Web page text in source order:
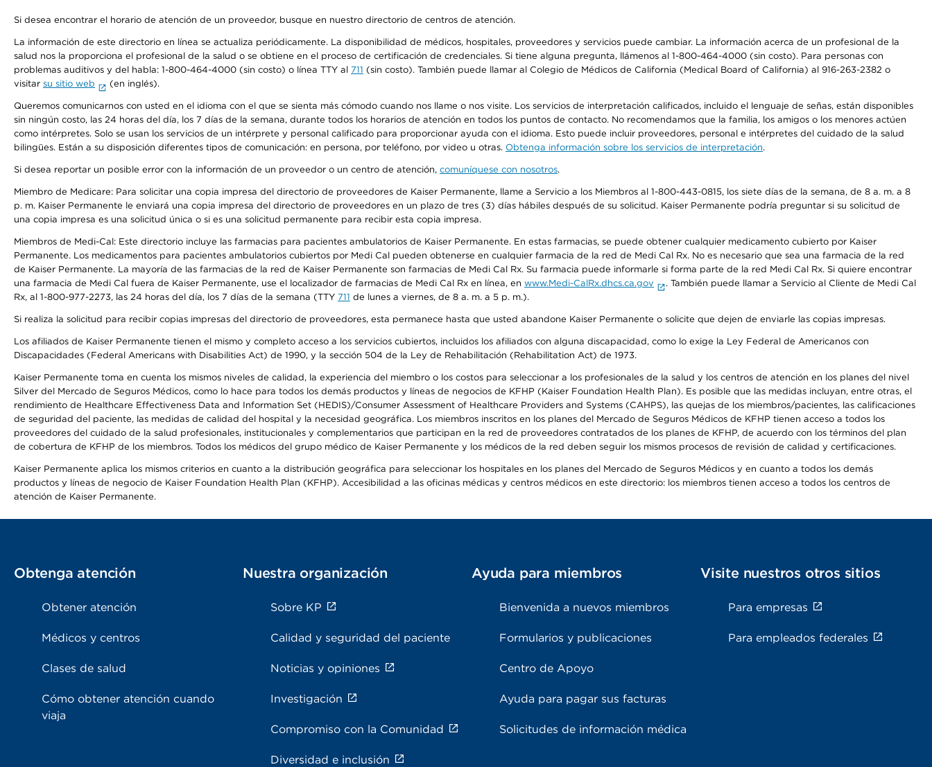
Si desea encontrar el horario de atención de un proveedor, busque en nuestro directorio de centros de atención.
La información de este directorio en línea se actualiza periódicamente. La disponibilidad de médicos, hospitales, proveedores y servicios puede cambiar. La información acerca de un profesional de la
salud nos la proporciona el profesional de la salud o se obtiene en el proceso de certificación de credenciales. Si tiene alguna pregunta, llámenos al 1-800-464-4000 (sin costo). Para personas con
problemas auditivos y del habla: 1-800-464-4000 (sin costo) o línea TTY al 711 (sin costo). También puede llamar al Colegio de Médicos de California (Medical Board of California) al 916-263-2382 o
visitar su sitio web (en inglés).
Queremos comunicarnos con usted en el idioma con el que se sienta más cómodo cuando nos llame o nos visite. Los servicios de interpretación calificados, incluido el lenguaje de señas, están disponibles
sin ningún costo, las 24 horas del día, los 7 días de la semana, durante todos los horarios de atención en todos los puntos de contacto. No recomendamos que la familia, los amigos o los menores actúen
como intérpretes. Solo se usan los servicios de un intérprete y personal calificado para proporcionar ayuda con el idioma. Esto puede incluir proveedores, personal e intérpretes del cuidado de la salud
bilingües. Están a su disposición diferentes tipos de comunicación: en persona, por teléfono, por video u otras. Obtenga información sobre los servicios de interpretación.
Si desea reportar un posible error con la información de un proveedor o un centro de atención, comuníquese con nosotros.
Miembro de Medicare: Para solicitar una copia impresa del directorio de proveedores de Kaiser Permanente, llame a Servicio a los Miembros al 1-800-443-0815, los siete días de la semana, de 8 a. m. a 8
p. m. Kaiser Permanente le enviará una copia impresa del directorio de proveedores en un plazo de tres (3) días hábiles después de su solicitud. Kaiser Permanente podría preguntar si su solicitud de
una copia impresa es una solicitud única o si es una solicitud permanente para recibir esta copia impresa.
Miembros de Medi-Cal: Este directorio incluye las farmacias para pacientes ambulatorios de Kaiser Permanente. En estas farmacias, se puede obtener cualquier medicamento cubierto por Kaiser
Permanente. Los medicamentos para pacientes ambulatorios cubiertos por Medi Cal pueden obtenerse en cualquier farmacia de la red de Medi Cal Rx. No es necesario que sea una farmacia de la red
de Kaiser Permanente. La mayoría de las farmacias de la red de Kaiser Permanente son farmacias de Medi Cal Rx. Su farmacia puede informarle si forma parte de la red Medi Cal Rx. Si quiere encontrar
una farmacia de Medi Cal fuera de Kaiser Permanente, use el localizador de farmacias de Medi Cal Rx en línea, en www.Medi-CalRx.dhcs.ca.gov
. También puede llamar a Servicio al Cliente de Medi Cal
Rx, al 1-800-977-2273, las 24 horas del día, los 7 días de la semana (TTY 711 de lunes a viernes, de 8 a. m. a 5 p. m.).
Si realiza la solicitud para recibir copias impresas del directorio de proveedores, esta permanece hasta que usted abandone Kaiser Permanente o solicite que dejen de enviarle las copias impresas.
Los afiliados de Kaiser Permanente tienen el mismo y completo acceso a los servicios cubiertos, incluidos los afiliados con alguna discapacidad, como lo exige la Ley Federal de Americanos con
Discapacidades (Federal Americans with Disabilities Act) de 1990, y la sección 504 de la Ley de Rehabilitación (Rehabilitation Act) de 1973.
Kaiser Permanente toma en cuenta los mismos niveles de calidad, la experiencia del miembro o los costos para seleccionar a los profesionales de la salud y los centros de atención en los planes del nivel
Silver del Mercado de Seguros Médicos, como lo hace para todos los demás productos y líneas de negocios de KFHP (Kaiser Foundation Health Plan). Es posible que las medidas incluyan, entre otras, el
rendimiento de Healthcare Effectiveness Data and Information Set (HEDIS)/Consumer Assessment of Healthcare Providers and Systems (CAHPS), las quejas de los miembros/pacientes, las calificaciones
de seguridad del paciente, las medidas de calidad del hospital y la necesidad geográfica. Los miembros inscritos en los planes del Mercado de Seguros Médicos de KFHP tienen acceso a todos los
proveedores del cuidado de la salud profesionales, institucionales y complementarios que participan en la red de proveedores contratados de los planes de KFHP, de acuerdo con los términos del plan
de cobertura de KFHP de los miembros. Todos los médicos del grupo médico de Kaiser Permanente y los médicos de la red deben seguir los mismos procesos de revisión de calidad y certificaciones.
Kaiser Permanente aplica los mismos criterios en cuanto a la distribución geográfica para seleccionar los hospitales en los planes del Mercado de Seguros Médicos y en cuanto a todos los demás
productos y líneas de negocio de Kaiser Foundation Health Plan (KFHP). Accesibilidad a las oficinas médicas y centros médicos en este directorio: los miembros tienen acceso a todos los centros de
atención de Kaiser Permanente.
Obtenga atención
Obtener atención
Médicos y centros
Clases de salud
Cómo obtener atención cuando
viaja
Nuestra organización
Sobre KP
Calidad y seguridad del paciente
Noticias y opiniones
Investigación
Compromiso con la Comunidad
Diversidad e inclusión
Ayuda para miembros
Bienvenida a nuevos miembros
Formularios y publicaciones
Centro de Apoyo
Ayuda para pagar sus facturas
Solicitudes de información médica
Visite nuestros otros sitios
Para empresas
Para empleados federales